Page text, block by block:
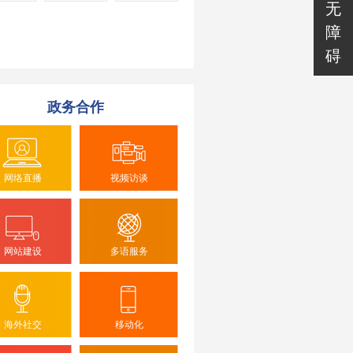
无
障
碍